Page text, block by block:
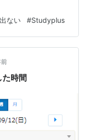
ない #Studyplus
た時間